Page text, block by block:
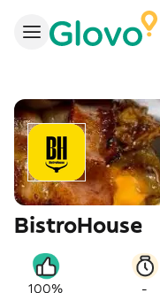
BistroHouse
100% -